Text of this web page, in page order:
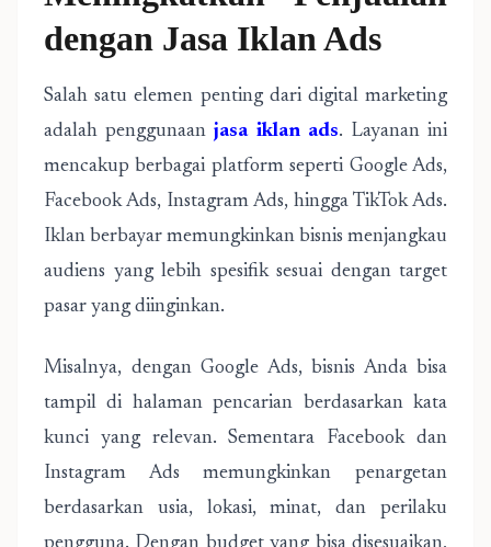
dengan Jasa Iklan Ads
Salah satu elemen penting dari digital marketing
adalah penggunaanjasa iklan ads. Layanan ini
mencakup berbagai platform seperti Google Ads,
Facebook Ads, Instagram Ads, hingga TikTok Ads.
Iklan berbayar memungkinkan bisnis menjangkau
audiens yang lebih spesifik sesuai dengan target
pasar yang diinginkan.
Misalnya, dengan Google Ads, bisnis Anda bisa
tampil di halaman pencarian berdasarkan kata
kunci yang relevan. Sementara Facebook dan
Instagram Ads memungkinkan penargetan
berdasarkan usia, lokasi, minat, dan perilaku